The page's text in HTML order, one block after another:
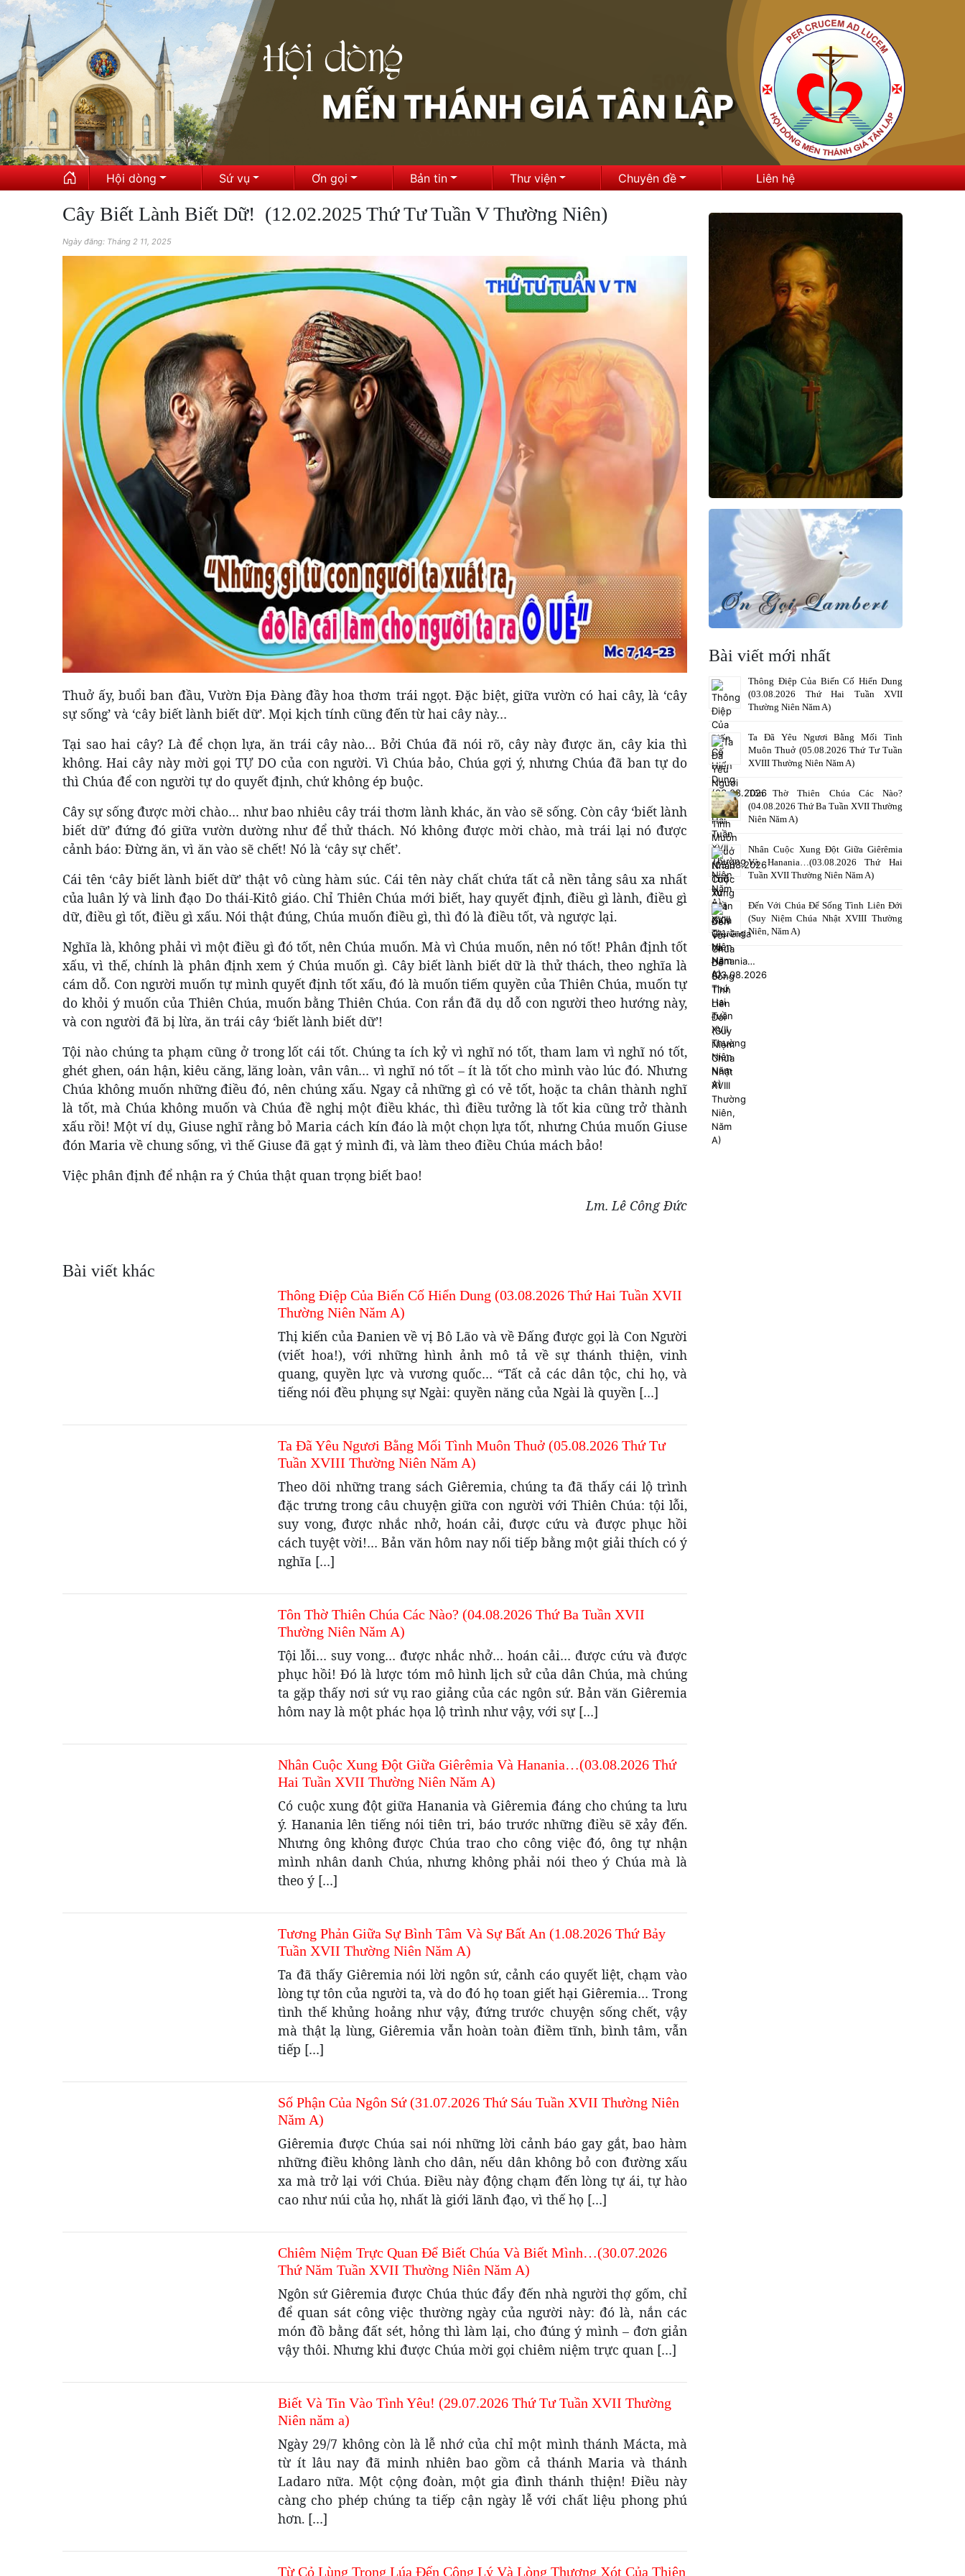
Hội dòng Sứ vụ Ơn gọi Bản tin Thư viện Chuyên đề Liên hệ
Cây Biết Lành Biết Dữ! (12.02.2025 Thứ Tư Tuần V Thường Niên)
Ngày đăng: Tháng 2 11, 2025
Thuở ấy, buổi ban đầu, Vườn Địa Đàng đầy hoa thơm trái ngọt. Đặc biệt, giữa vườn có hai cây, là ‘cây
sự sống’ và ‘cây biết lành biết dữ’. Mọi kịch tính cũng đến từ hai cây này…
Tại sao hai cây? Là để chọn lựa, ăn trái cây nào… Bởi Chúa đã nói rõ, cây này được ăn, cây kia thì
không. Hai cây này mời gọi TỰ DO của con người. Vì Chúa bảo, Chúa gợi ý, nhưng Chúa đã ban tự do
thì Chúa để con người tự do quyết định, chứ không ép buộc.
Cây sự sống được mời chào… như bao nhiêu cây trái thơm lành khác, ăn vào sẽ sống. Còn cây ‘biết lành
biết dữ’ đứng đó giữa vườn dường như để thử thách. Nó không được mời chào, mà trái lại nó được
cảnh báo: Đừng ăn, vì ăn vào sẽ chết! Nó là ‘cây sự chết’.
Cái tên ‘cây biết lành biết dữ’ thật vô cùng hàm súc. Cái tên này chất chứa tất cả nền tảng sâu xa nhất
của luân lý và linh đạo Do thái-Kitô giáo. Chỉ Thiên Chúa mới biết, hay quyết định, điều gì lành, điều gì
dữ, điều gì tốt, điều gì xấu. Nói thật đúng, Chúa muốn điều gì, thì đó là điều tốt, và ngược lại.
Nghĩa là, không phải vì một điều gì đó tốt, nên Chúa muốn. Mà vì Chúa muốn, nên nó tốt! Phân định tốt
xấu, vì thế, chính là phân định xem ý Chúa muốn gì. Cây biết lành biết dữ là thử thách, theo nghĩa là
cám dỗ. Con người muốn tự mình quyết định tốt xấu, đó là muốn tiếm quyền của Thiên Chúa, muốn tự
do khỏi ý muốn của Thiên Chúa, muốn bằng Thiên Chúa. Con rắn đã dụ dỗ con người theo hướng này,
và con người đã bị lừa, ăn trái cây ‘biết lành biết dữ’!
Tội nào chúng ta phạm cũng ở trong lốt cái tốt. Chúng ta ích kỷ vì nghĩ nó tốt, tham lam vì nghĩ nó tốt,
ghét ghen, oán hận, kiêu căng, lăng loàn, vân vân… vì nghĩ nó tốt – ít là tốt cho mình vào lúc đó. Nhưng
Chúa không muốn những điều đó, nên chúng xấu. Ngay cả những gì có vẻ tốt, hoặc ta chân thành nghĩ
là tốt, mà Chúa không muốn và Chúa đề nghị một điều khác, thì điều tưởng là tốt kia cũng trở thành
xấu rồi! Một ví dụ, Giuse nghĩ rằng bỏ Maria cách kín đáo là một chọn lựa tốt, nhưng Chúa muốn Giuse
đón Maria về chung sống, vì thế Giuse đã gạt ý mình đi, và làm theo điều Chúa mách bảo!
Việc phân định để nhận ra ý Chúa thật quan trọng biết bao!
Lm. Lê Công Đức
Bài viết khác
Thông Điệp Của Biến Cố Hiển Dung (03.08.2026 Thứ Hai Tuần XVII
Thường Niên Năm A)
Thị kiến của Đanien về vị Bô Lão và về Đấng được gọi là Con Người
(viết hoa!), với những hình ảnh mô tả về sự thánh thiện, vinh
quang, quyền lực và vương quốc… “Tất cả các dân tộc, chi họ, và
tiếng nói đều phụng sự Ngài: quyền năng của Ngài là quyền […]
Ta Đã Yêu Ngươi Bằng Mối Tình Muôn Thuở (05.08.2026 Thứ Tư
Tuần XVIII Thường Niên Năm A)
Theo dõi những trang sách Giêremia, chúng ta đã thấy cái lộ trình
đặc trưng trong câu chuyện giữa con người với Thiên Chúa: tội lỗi,
suy vong, được nhắc nhở, hoán cải, được cứu và được phục hồi
cách tuyệt vời!… Bản văn hôm nay nối tiếp bằng một giải thích có ý
nghĩa […]
Tôn Thờ Thiên Chúa Các Nào? (04.08.2026 Thứ Ba Tuần XVII
Thường Niên Năm A)
Tội lỗi… suy vong… được nhắc nhở… hoán cải… được cứu và được
phục hồi! Đó là lược tóm mô hình lịch sử của dân Chúa, mà chúng
ta gặp thấy nơi sứ vụ rao giảng của các ngôn sứ. Bản văn Giêremia
hôm nay là một phác họa lộ trình như vậy, với sự […]
Nhân Cuộc Xung Đột Giữa Giêrêmia Và Hanania…(03.08.2026 Thứ
Hai Tuần XVII Thường Niên Năm A)
Có cuộc xung đột giữa Hanania và Giêremia đáng cho chúng ta lưu
ý. Hanania lên tiếng nói tiên tri, báo trước những điều sẽ xảy đến.
Nhưng ông không được Chúa trao cho công việc đó, ông tự nhận
mình nhân danh Chúa, nhưng không phải nói theo ý Chúa mà là
theo ý […]
Tương Phản Giữa Sự Bình Tâm Và Sự Bất An (1.08.2026 Thứ Bảy
Tuần XVII Thường Niên Năm A)
Ta đã thấy Giêremia nói lời ngôn sứ, cảnh cáo quyết liệt, chạm vào
lòng tự tôn của người ta, và do đó họ toan giết hại Giêremia… Trong
tình thế khủng hoảng như vậy, đứng trước chuyện sống chết, vậy
mà thật lạ lùng, Giêremia vẫn hoàn toàn điềm tĩnh, bình tâm, vẫn
tiếp […]
Số Phận Của Ngôn Sứ (31.07.2026 Thứ Sáu Tuần XVII Thường Niên
Năm A)
Giêremia được Chúa sai nói những lời cảnh báo gay gắt, bao hàm
những điều không lành cho dân, nếu dân không bỏ con đường xấu
xa mà trở lại với Chúa. Điều này động chạm đến lòng tự ái, tự hào
cao như núi của họ, nhất là giới lãnh đạo, vì thế họ […]
Chiêm Niệm Trực Quan Để Biết Chúa Và Biết Mình…(30.07.2026
Thứ Năm Tuần XVII Thường Niên Năm A)
Ngôn sứ Giêremia được Chúa thúc đẩy đến nhà người thợ gốm, chỉ
để quan sát công việc thường ngày của người này: đó là, nắn các
món đồ bằng đất sét, hỏng thì làm lại, cho đúng ý mình – đơn giản
vậy thôi. Nhưng khi được Chúa mời gọi chiêm niệm trực quan […]
Biết Và Tin Vào Tình Yêu! (29.07.2026 Thứ Tư Tuần XVII Thường
Niên năm a)
Ngày 29/7 không còn là lễ nhớ của chỉ một mình thánh Mácta, mà
từ ít lâu nay đã minh nhiên bao gồm cả thánh Maria và thánh
Ladaro nữa. Một cộng đoàn, một gia đình thánh thiện! Điều này
càng cho phép chúng ta tiếp cận ngày lễ với chất liệu phong phú
hơn. […]
Từ Cỏ Lùng Trong Lúa Đến Công Lý Và Lòng Thương Xót Của Thiên
Bài viết mới nhất
Thông Điệp Của Biến Cố Hiển Dung
(03.08.2026 Thứ Hai Tuần XVII
Thường Niên Năm A)
Ta Đã Yêu Ngươi Bằng Mối Tình
Muôn Thuở (05.08.2026 Thứ Tư Tuần
XVIII Thường Niên Năm A)
Tôn Thờ Thiên Chúa Các Nào?
(04.08.2026 Thứ Ba Tuần XVII Thường
Niên Năm A)
Nhân Cuộc Xung Đột Giữa Giêrêmia
Và Hanania…(03.08.2026 Thứ Hai
Tuần XVII Thường Niên Năm A)
Đến Với Chúa Để Sống Tình Liên Đới
(Suy Niệm Chúa Nhật XVIII Thường
Niên, Năm A)